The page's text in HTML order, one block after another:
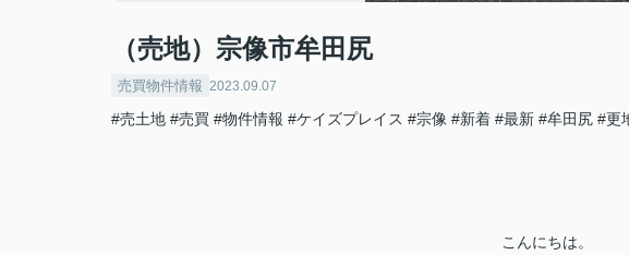
（売地）宗像市牟田尻
売買物件情報 2023.09.07
#売土地 #売買 #物件情報 #ケイズプレイス #宗像 #新着 #最新 #牟田尻 #更
こんにちは。